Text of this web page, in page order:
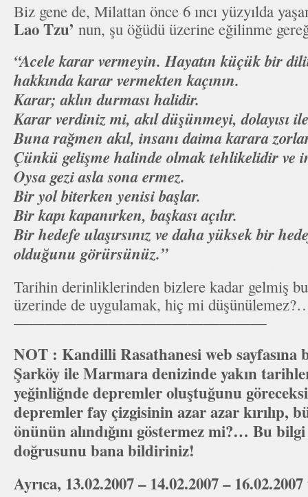
Biz gene de, Milattan önce 6 ıncı yüzyılda
Lao Tzu’ nun, şu öğüdü üzerine eğilinme
“Acele karar vermeyin. Hayatın küçük bir
hakkında karar vermekten kaçının.
Karar; aklın durması halidir.
Karar verdiniz mi, akıl düşünmeyi, dolayısı
Buna rağmen akıl, insanı daima karara
Çünkü gelişme halinde olmak tehlikelidir ve
Oysa gezi asla sona ermez.
Bir yol biterken yenisi başlar.
Bir kapı kapanırken, başkası açılır.
Bir hedefe ulaşırsınız ve daha yüksek bir
olduğunu görürsünüz.”
Tarihin derinliklerinden bizlere kadar gelmiş
üzerinde de uygulamak, hiç mi
————————————————
NOT : Kandilli Rasathanesi web sayfasına
Şarköy ile Marmara denizinde yakın
yeğinliğnde depremler oluştuğunu
depremler fay çizgisinin azar azar kırılıp,
önünün alındığını göstermez mi?… Bu
doğrusunu bana bildiriniz!
Ayrıca, 13.02.2007 – 14.02.2007 –